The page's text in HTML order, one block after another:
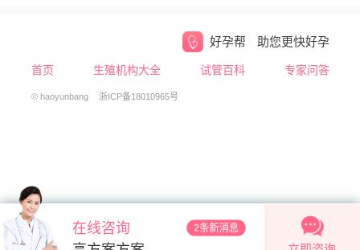
好孕帮 助您更快好孕
首页 生殖机构大全 试管百科 专家问答
© haoyunbang 浙ICP备18010965号
在线咨询 2条新消息